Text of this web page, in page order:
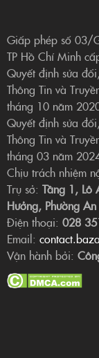
Giấp phép số 03/
TP Hồ Chí Minh
Quyết định sửa
Thông Tin và
tháng 10 năm
Quyết định sửa
Thông Tin và
tháng 03 năm
Chịu trách nhiệm
Trụ sở: Tầng 1, Lô
Hưởng, Phường
Điện thoại: 028
Email:
Vận hành bởi: